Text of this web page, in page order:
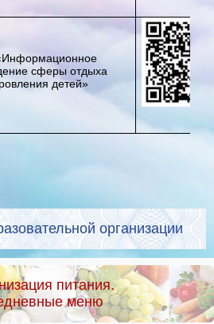
сферы отдыха
детей»
организации
питания.
меню